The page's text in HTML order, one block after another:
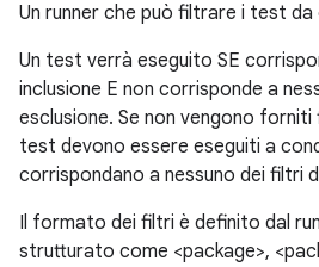
Un runner che può filtrare i test da
Un test verrà eseguito SE
inclusione E non corrisponde a
esclusione. Se non vengono
test devono essere eseguiti a
corrispondano a nessuno dei filtri
Il formato dei filtri è definito dal
strutturato come <package>,